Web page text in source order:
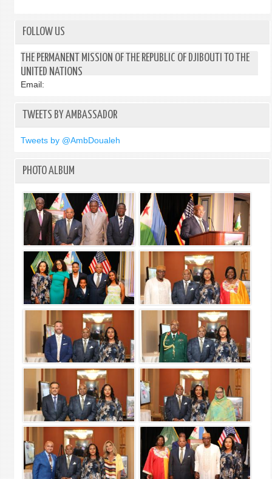
WITH
THE
FOLLOW US
THE PERMANENT MISSION OF THE REPUBLIC OF DJIBOUTI TO THE
UNITED NATIONS
Email:
TWEETS BY AMBASSADOR
Tweets by @AmbDoualeh
PHOTO ALBUM